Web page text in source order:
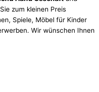
zum kleinen Preis
Spiele, Möbel für Kinder
Wir wünschen Ihnen